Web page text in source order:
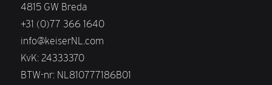
4815 GW Breda
+31 (0)77 366 1640
info@keiserNL.com
KvK: 24333370
BTW-nr: NL810777186B01